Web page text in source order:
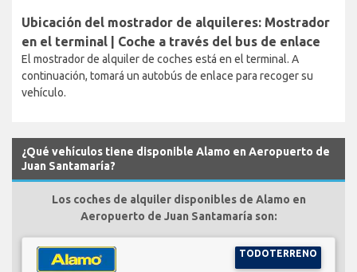
Ubicación del mostrador de alquileres: Mostrador
en el terminal | Coche a través del bus de enlace
El mostrador de alquiler de coches está en el terminal. A
continuación, tomará un autobús de enlace para recoger su
vehículo.
¿Qué vehículos tiene disponible Alamo en Aeropuerto de
Juan Santamaría?
Los coches de alquiler disponibles de Alamo en
Aeropuerto de Juan Santamaría son:
TODOTERRENO